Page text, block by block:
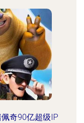
佩奇90亿超级IP